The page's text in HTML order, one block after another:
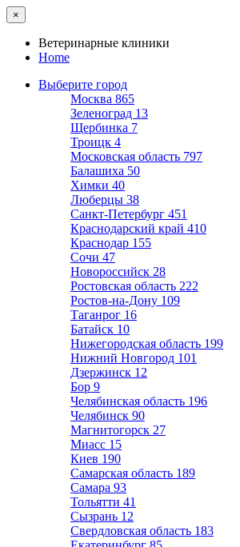
×
Ветеринарные клиники
Home
Выберите город
Москва 865
Зеленоград 13
Щербинка 7
Троицк 4
Московская область 797
Балашиха 50
Химки 40
Люберцы 38
Санкт-Петербург 451
Краснодарский край 410
Краснодар 155
Сочи 47
Новороссийск 28
Ростовская область 222
Ростов-на-Дону 109
Таганрог 16
Батайск 10
Нижегородская область 199
Нижний Новгород 101
Дзержинск 12
Бор 9
Челябинская область 196
Челябинск 90
Магнитогорск 27
Миасс 15
Киев 190
Самарская область 189
Самара 93
Тольятти 41
Сызрань 12
Свердловская область 183